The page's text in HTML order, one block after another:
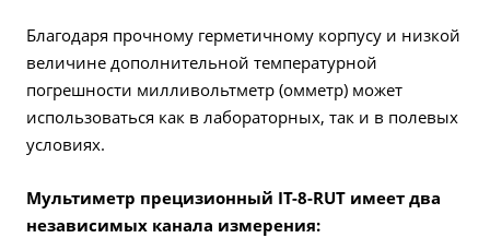
Благодаря прочному герметичному корпусу и низкой
величине дополнительной температурной
погрешности милливольтметр (омметр) может
использоваться как в лабораторных, так и в полевых
условиях.
Мультиметр прецизионный IT-8-RUT имеет два
независимых канала измерения: